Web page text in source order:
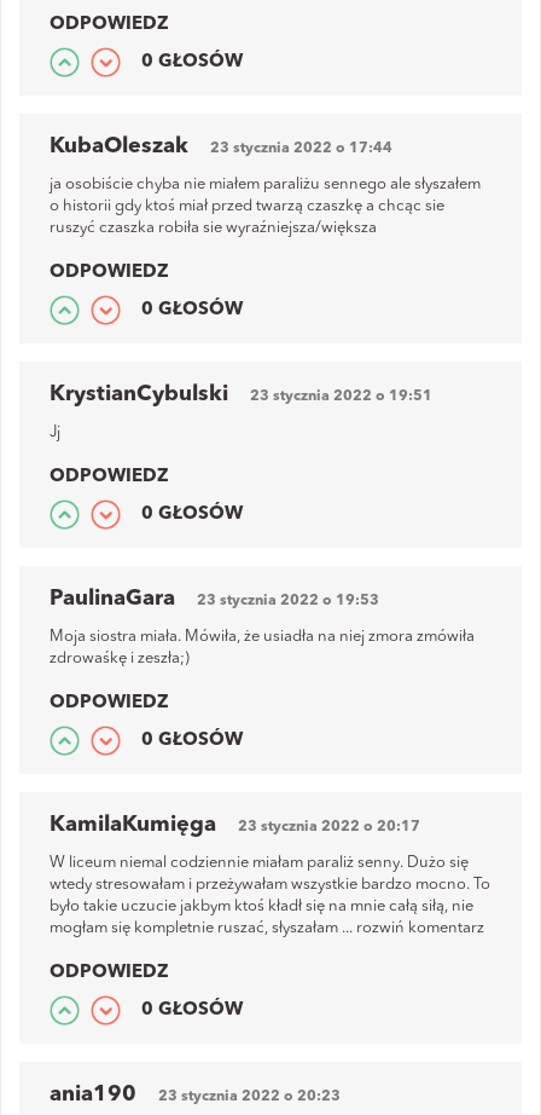
ODPOWIEDZ
0 GŁOSÓW
KubaOleszak 23 stycznia 2022 o 17:44
ja osobiście chyba nie miałem paraliżu sennego ale słyszałem
o historii gdy ktoś miał przed twarzą czaszkę a chcąc sie
ruszyć czaszka robiła sie wyraźniejsza/większa
ODPOWIEDZ
0 GŁOSÓW
KrystianCybulski 23 stycznia 2022 o 19:51
Jj
ODPOWIEDZ
0 GŁOSÓW
PaulinaGara 23 stycznia 2022 o 19:53
Moja siostra miała. Mówiła, że usiadła na niej zmora zmówiła
zdrowaśkę i zeszła;)
ODPOWIEDZ
0 GŁOSÓW
KamilaKumięga 23 stycznia 2022 o 20:17
W liceum niemal codziennie miałam paraliż senny. Dużo się
wtedy stresowałam i przeżywałam wszystkie bardzo mocno. To
było takie uczucie jakbym ktoś kładł się na mnie całą siłą, nie
mogłam się kompletnie ruszać, słyszałam ... rozwiń komentarz
ODPOWIEDZ
0 GŁOSÓW
ania190 23 stycznia 2022 o 20:23